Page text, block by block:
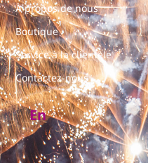
À propos de nous
Boutique
Service à la clientèle
Contactez-nous
En